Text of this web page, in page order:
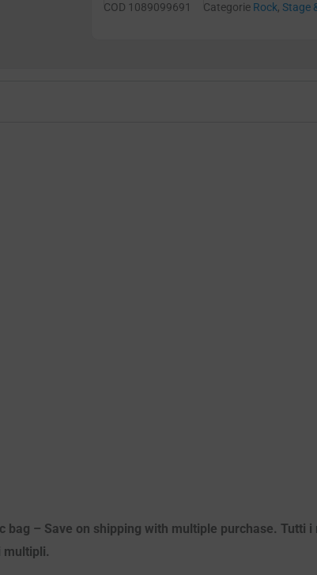
COD 1089099691 Categorie Rock, Stage
– Save on shipping with multiple purchase. Tutti
multipli.